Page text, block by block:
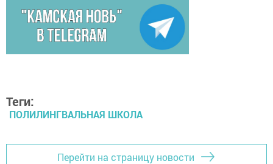
Теги:
ПОЛИЛИНГВАЛЬНАЯ ШКОЛА
Перейти на страницу новости